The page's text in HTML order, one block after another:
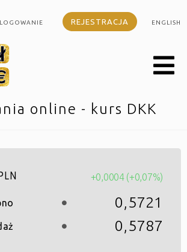
LOGOWANIE REJESTRACJA ENGLISH
online - kurs DKK
+0,0004 (+0,07%)
0,5721
0,5787